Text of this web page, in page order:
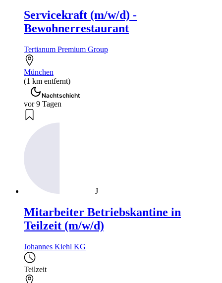
Servicekraft (m/w/d) -
Bewohnerrestaurant
Tertianum Premium Group
München
(1 km entfernt)
Nachtschicht
vor 9 Tagen
J
Mitarbeiter Betriebskantine in
Teilzeit (m/w/d)
Johannes Kiehl KG
Teilzeit